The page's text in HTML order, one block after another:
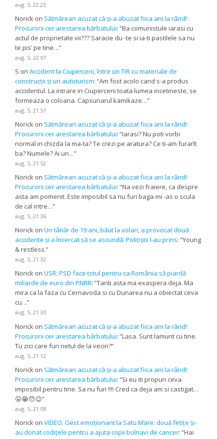
aug. 5, 22:23
Norick on Sătmărean acuzat că și-a abuzat fiica ani la rând!
Procurorii cer arestarea bărbatului: “Ba comunistule iarasi cu
actul de proprietate vii??? Saracie du -te si ia-ti pastilele sa nu
te pis’ pe tine…”
aug. 5, 22:07
S onAccident la Ciuperceni, între un TIR cu materiale de
construcții și un autoturism: “Am fost acolo cand s-a produs
accidentul. La intrare in Ciuperceni toata lumea incetineste, se
formeaza o coloana. Capsunarul kamikaze…”
aug. 5, 21:57
Norick on Sătmărean acuzat că și-a abuzat fiica ani la rând!
Procurorii cer arestarea bărbatului: “Iarasi? Nu poti vorbi
normal in chizda la ma-ta? Te crezi pe aratura? Ce ti-am furarlt
ba? Numele? Ai un…”
aug. 5, 21:52
Norick on Sătmărean acuzat că și-a abuzat fiica ani la rând!
Procurorii cer arestarea bărbatului: “Na vezi fraiere, ca despre
asta am pomenit. Este imposibil sa nu furi baga-mi -as o scula
de cal intre…”
aug. 5, 21:36
Norick onUn tânăr de 19 ani, băut la volan, a provocat două
accidente și a încercat să se ascundă. Polițiștii l-au prins: “Young
& restless.”
aug. 5, 21:32
Norick onUSR: PSD face totul pentru ca România să piardă
miliarde de euro din PNRR: “Tanti asta ma exaspera deja. Ma
mira ca la faza cu Cernavoda si cu Dunarea nu a obiectat ceva
cu…”
aug. 5, 21:30
Norick on Sătmărean acuzat că și-a abuzat fiica ani la rând!
Procurorii cer arestarea bărbatului: “Lasa. Sunt lamurit cu tine.
Tu zici care furi netul de la vecin?”
aug. 5, 21:12
Norick on Sătmărean acuzat că și-a abuzat fiica ani la rând!
Procurorii cer arestarea bărbatului: “Si eu iti propun ceva
imposibil pentru tine. Sa nu furi !!!! Cred ca deja am si castigat…
😛😁😯😉”
aug. 5, 21:08
Norick onVIDEO. Gest emoționant la Satu Mare: două fetițe și-
au donat codițele pentru a ajuta copii bolnavi de cancer: “Hai